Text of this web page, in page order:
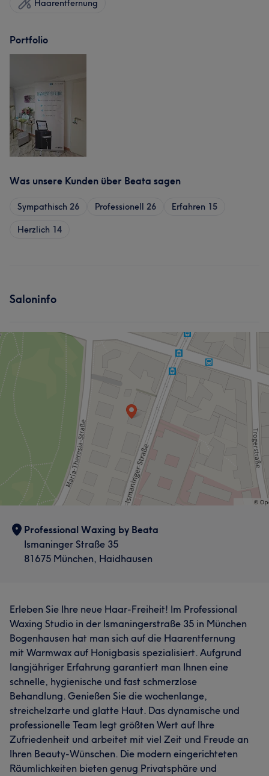
Haarentfernung
Portfolio
Was unsere Kunden über Beata sagen
Sympathisch 26 Professionell 26 Erfahren 15
Herzlich 14
Saloninfo
Professional Waxing by Beata
Ismaninger Straße 35
81675 München, Haidhausen
Erleben Sie Ihre neue Haar-Freiheit! Im Professional
Waxing Studio in der Ismaningerstraße 35 in München
Bogenhausen hat man sich auf die Haarentfernung
mit Warmwax auf Honigbasis spezialisiert. Aufgrund
langjähriger Erfahrung garantiert man Ihnen eine
schnelle, hygienische und fast schmerzlose
Behandlung. Genießen Sie die wochenlange,
streichelzarte und glatte Haut. Das dynamische und
professionelle Team legt größten Wert auf Ihre
Zufriedenheit und arbeitet mit viel Zeit und Freude an
Ihren Beauty-Wünschen. Die modern eingerichteten
Räumlichkeiten bieten genug Privatsphäre und